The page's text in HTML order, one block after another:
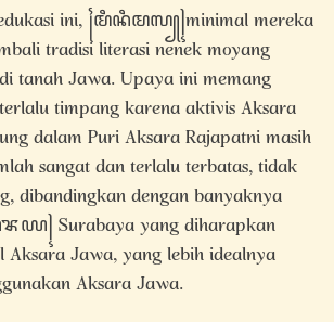
ini, ꧌ꦩꦶꦤꦶꦩꦭ꧀꧍minimal mereka
tradisi literasi nenek moyang
tanah Jawa. Upaya ini memang
timpang karena aktivis Aksara
dalam Puri Aksara Rajapatni masih
sangat dan terlalu terbatas, tidak
dibandingkan dengan banyaknya
Surabaya yang diharapkan
Jawa, yang lebih idealnya
Aksara Jawa.